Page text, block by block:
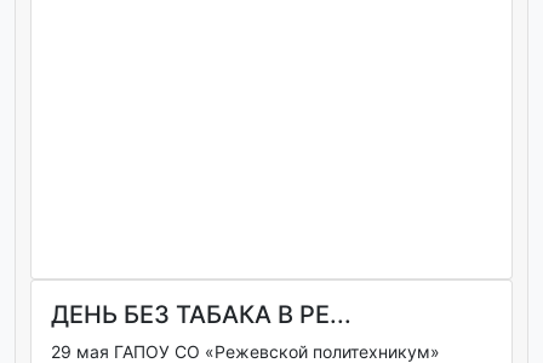
ДЕНЬ БЕЗ ТАБАКА В РЕ...
29 мая ГАПОУ СО «Режевской политехникум»